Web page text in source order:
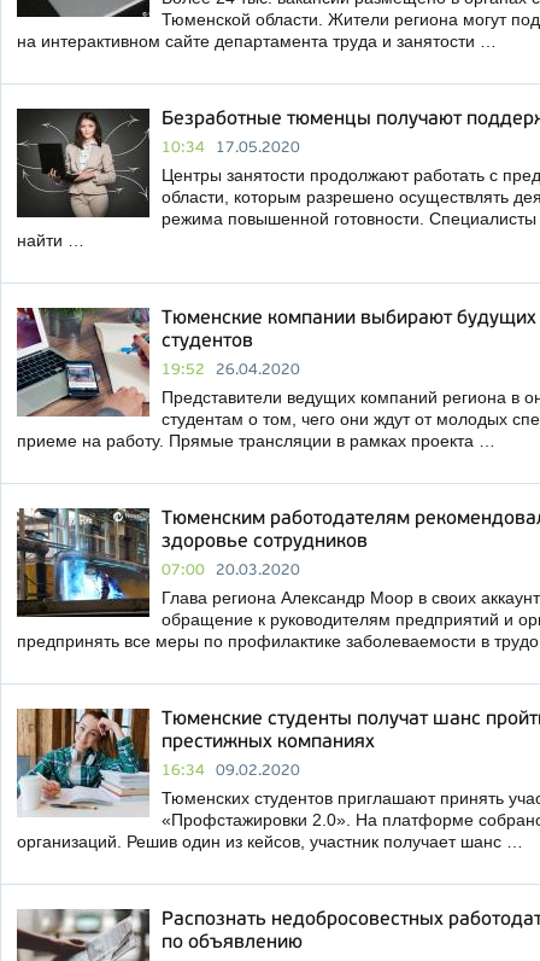
Тюменской области. Жители региона могут
на интерактивном сайте департамента труда и занятости …
Безработные тюменцы получают
10:34 17.05.2020
Центры занятости продолжают работать с
области, которым разрешено осуществлять
режима повышенной готовности.
найти …
Тюменские компании выбирают будущих
студентов
19:52 26.04.2020
Представители ведущих компаний региона в
студентам о том, чего они ждут от молодых
приеме на работу. Прямые трансляции в рамках проекта …
Тюменским работодателям
здоровье сотрудников
07:00 20.03.2020
Глава региона Александр Моор в своих
обращение к руководителям предприятий и
предпринять все меры по профилактике заболеваемости в
Тюменские студенты получат шанс
престижных компаниях
16:34 09.02.2020
Тюменских студентов приглашают принять
«Профстажировки 2.0». На платформе
организаций. Решив один из кейсов, участник получает шанс …
Распознать недобросовестных
по объявлению